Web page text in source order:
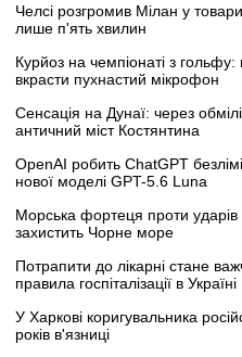
Челсі розгромив Мілан у
лише п'ять хвилин
Курйоз на чемпіонаті з
вкрасти пухнастий мікрофон
Сенсація на Дунаї: через
античний міст Костянтина
OpenAI робить ChatGPT
нової моделі GPT-5.6 Luna
Морська фортеця проти
захистить Чорне море
Потрапити до лікарні стане
правила госпіталізації в Україні
У Харкові коригувальника
років в'язниці